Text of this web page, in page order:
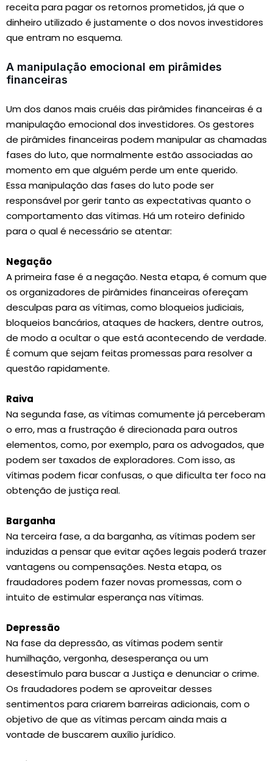
receita para pagar os retornos prometidos, já que o
dinheiro utilizado é justamente o dos novos investidores
que entram no esquema.
A manipulação emocional em pirâmides
financeiras
Um dos danos mais cruéis das pirâmides financeiras é a
manipulação emocional dos investidores. Os gestores
de pirâmides financeiras podem manipular as chamadas
fases do luto, que normalmente estão associadas ao
momento em que alguém perde um ente querido.
Essa manipulação das fases do luto pode ser
responsável por gerir tanto as expectativas quanto o
comportamento das vítimas. Há um roteiro definido
para o qual é necessário se atentar:
Negação
A primeira fase é a negação. Nesta etapa, é comum que
os organizadores de pirâmides financeiras ofereçam
desculpas para as vítimas, como bloqueios judiciais,
bloqueios bancários, ataques de hackers, dentre outros,
de modo a ocultar o que está acontecendo de verdade.
É comum que sejam feitas promessas para resolver a
questão rapidamente.
Raiva
Na segunda fase, as vítimas comumente já perceberam
o erro, mas a frustração é direcionada para outros
elementos, como, por exemplo, para os advogados, que
podem ser taxados de exploradores. Com isso, as
vítimas podem ficar confusas, o que dificulta ter foco na
obtenção de justiça real.
Barganha
Na terceira fase, a da barganha, as vítimas podem ser
induzidas a pensar que evitar ações legais poderá trazer
vantagens ou compensações. Nesta etapa, os
fraudadores podem fazer novas promessas, com o
intuito de estimular esperança nas vítimas.
Depressão
Na fase da depressão, as vítimas podem sentir
humilhação, vergonha, desesperança ou um
desestímulo para buscar a Justiça e denunciar o crime.
Os fraudadores podem se aproveitar desses
sentimentos para criarem barreiras adicionais, com o
objetivo de que as vítimas percam ainda mais a
vontade de buscarem auxílio jurídico.